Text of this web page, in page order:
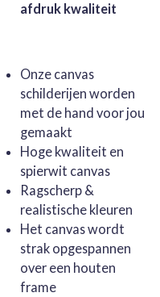
afdruk kwaliteit
Onze canvas
schilderijen worden
met de hand voor jou
gemaakt
Hoge kwaliteit en
spierwit canvas
Ragscherp &
realistische kleuren
Het canvas wordt
strak opgespannen
over een houten
frame